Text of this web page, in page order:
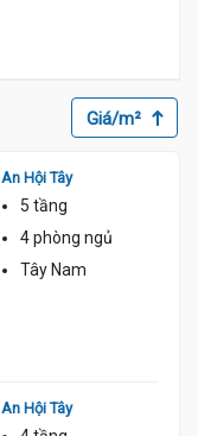
Giá/m²
An Hội Tây
5 tầng
4 phòng ngủ
Tây Nam
An Hội Tây